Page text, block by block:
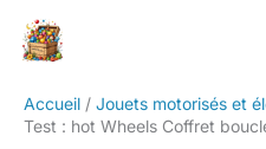
Accueil
Jouets motorisés et
Test : hot Wheels Coffret
Rechercher